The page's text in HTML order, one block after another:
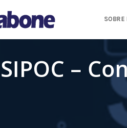
SOBRE
SIPOC –